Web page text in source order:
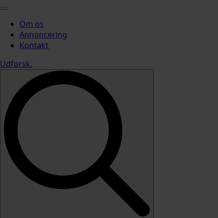
Om os
Annoncering
Kontakt
Udforsk.